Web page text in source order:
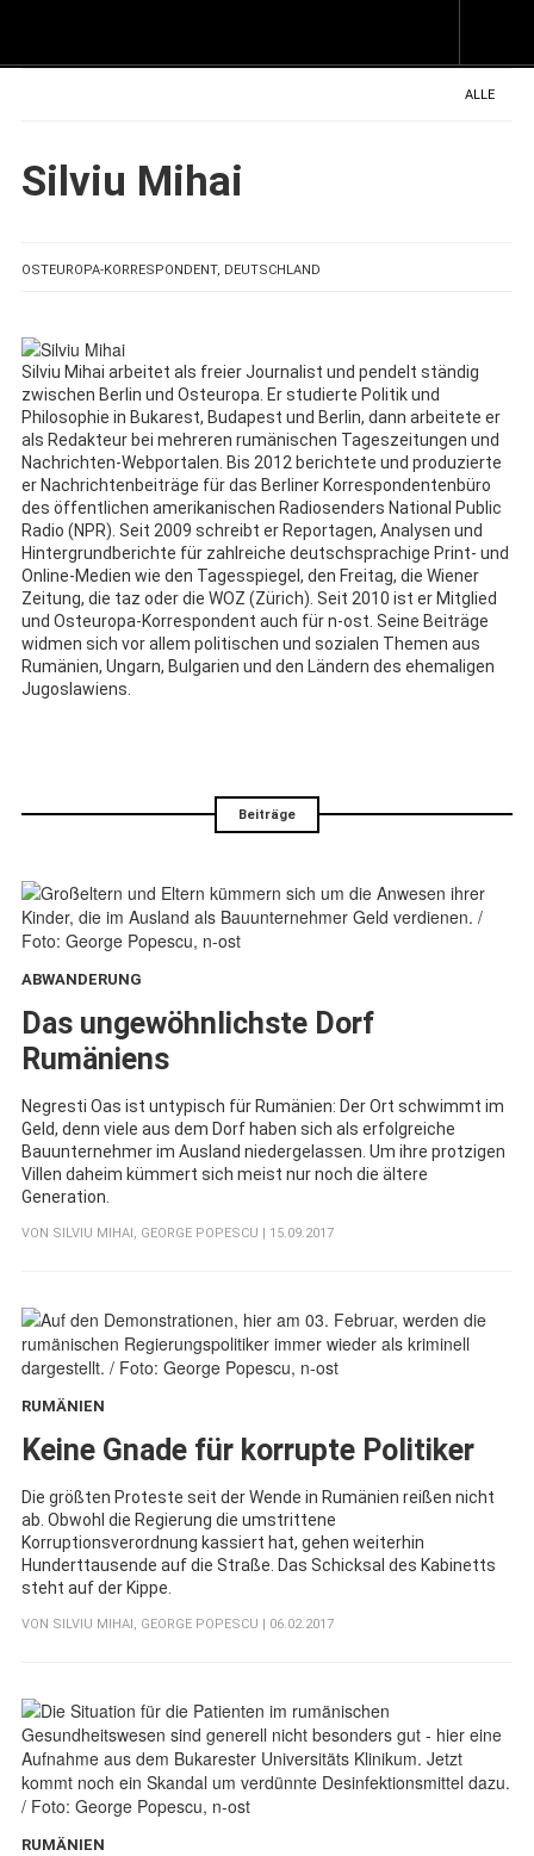
ALLE
Silviu Mihai
OSTEUROPA-KORRESPONDENT, DEUTSCHLAND
Silviu Mihai arbeitet als freier Journalist und pendelt ständig
zwischen Berlin und Osteuropa. Er studierte Politik und
Philosophie in Bukarest, Budapest und Berlin, dann arbeitete er
als Redakteur bei mehreren rumänischen Tageszeitungen und
Nachrichten-Webportalen. Bis 2012 berichtete und produzierte
er Nachrichtenbeiträge für das Berliner Korrespondentenbüro
des öffentlichen amerikanischen Radiosenders National Public
Radio (NPR). Seit 2009 schreibt er Reportagen, Analysen und
Hintergrundberichte für zahlreiche deutschsprachige Print- und
Online-Medien wie den Tagesspiegel, den Freitag, die Wiener
Zeitung, die taz oder die WOZ (Zürich). Seit 2010 ist er Mitglied
und Osteuropa-Korrespondent auch für n-ost. Seine Beiträge
widmen sich vor allem politischen und sozialen Themen aus
Rumänien, Ungarn, Bulgarien und den Ländern des ehemaligen
Jugoslawiens.
Beiträge
ABWANDERUNG
Das ungewöhnlichste Dorf
Rumäniens
Negresti Oas ist untypisch für Rumänien: Der Ort schwimmt im
Geld, denn viele aus dem Dorf haben sich als erfolgreiche
Bauunternehmer im Ausland niedergelassen. Um ihre protzigen
Villen daheim kümmert sich meist nur noch die ältere
Generation.
VON SILVIU MIHAI GEORGE POPESCU | 15.09.2017
RUMÄNIEN
Keine Gnade für korrupte Politiker
Die größten Proteste seit der Wende in Rumänien reißen nicht
ab. Obwohl die Regierung die umstrittene
Korruptionsverordnung kassiert hat, gehen weiterhin
Hunderttausende auf die Straße. Das Schicksal des Kabinetts
steht auf der Kippe.
VON SILVIU MIHAI GEORGE POPESCU | 06.02.2017
RUMÄNIEN